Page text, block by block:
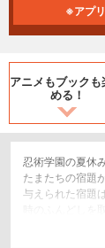
※アプ
アニメもブックも
める！
忍術学園の夏休
たまたちの宿題
与えられた宿題
時のふんどしを
タソガレドキ城